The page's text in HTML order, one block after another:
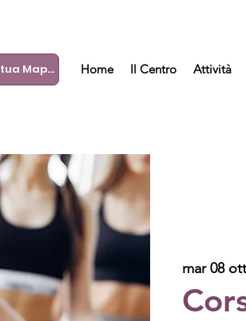
Calcola la tua Mappa Home Il Centro Attività
mar 08 ott